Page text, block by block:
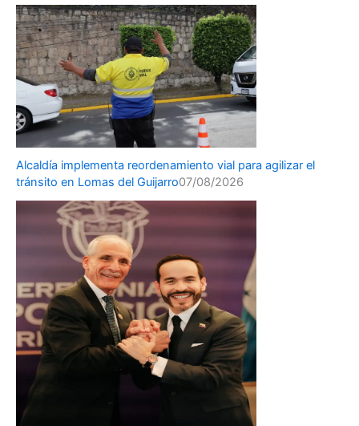
Alcaldía implementa reordenamiento vial para agilizar el
tránsito en Lomas del Guijarro07/08/2026